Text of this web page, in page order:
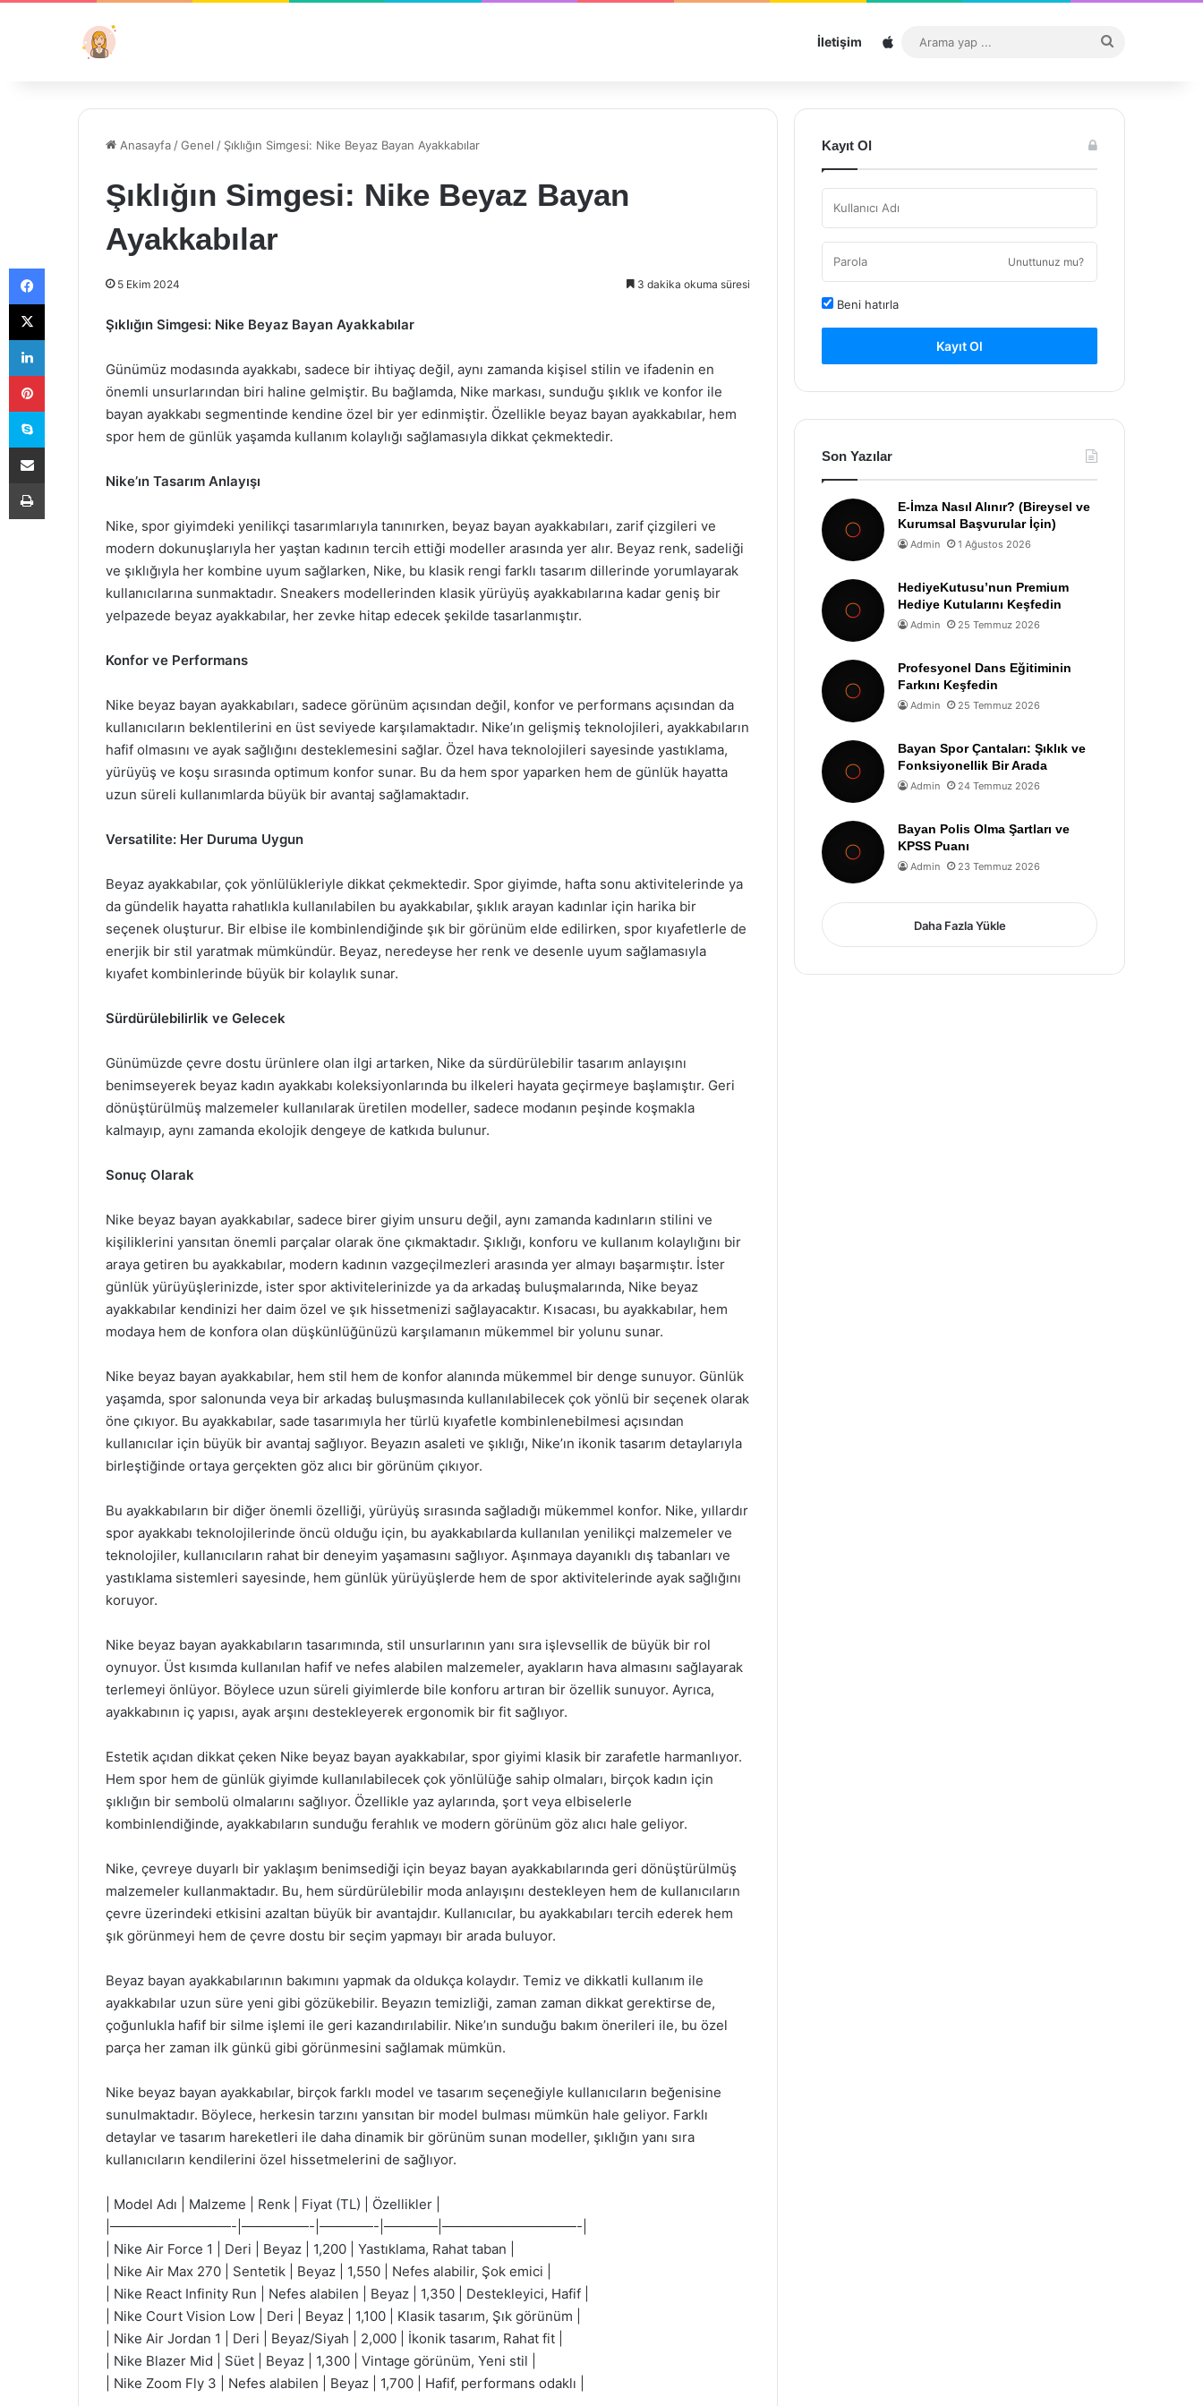
İletişim Sitemap
...
Anasayfa /Genel / Şıklığın Simgesi: Nike Beyaz Bayan Ayakkabılar
Şıklığın Simgesi: Nike Beyaz Bayan
Ayakkabılar
5 Ekim 2024 3 dakika okuma süresi
Şıklığın Simgesi: Nike Beyaz Bayan Ayakkabılar
Günümüz modasında ayakkabı, sadece bir ihtiyaç değil, aynı zamanda kişisel stilin ve ifadenin en
önemli unsurlarından biri haline gelmiştir. Bu bağlamda, Nike markası, sunduğu şıklık ve konfor ile
bayan ayakkabı segmentinde kendine özel bir yer edinmiştir. Özellikle beyaz bayan ayakkabılar, hem
spor hem de günlük yaşamda kullanım kolaylığı sağlamasıyla dikkat çekmektedir.
Nike’ın Tasarım Anlayışı
Nike, spor giyimdeki yenilikçi tasarımlarıyla tanınırken, beyaz bayan ayakkabıları, zarif çizgileri ve
modern dokunuşlarıyla her yaştan kadının tercih ettiği modeller arasında yer alır. Beyaz renk, sadeliği
ve şıklığıyla her kombine uyum sağlarken, Nike, bu klasik rengi farklı tasarım dillerinde yorumlayarak
kullanıcılarına sunmaktadır. Sneakers modellerinden klasik yürüyüş ayakkabılarına kadar geniş bir
yelpazede beyaz ayakkabılar, her zevke hitap edecek şekilde tasarlanmıştır.
Konfor ve Performans
Nike beyaz bayan ayakkabıları, sadece görünüm açısından değil, konfor ve performans açısından da
kullanıcıların beklentilerini en üst seviyede karşılamaktadır. Nike’ın gelişmiş teknolojileri, ayakkabıların
hafif olmasını ve ayak sağlığını desteklemesini sağlar. Özel hava teknolojileri sayesinde yastıklama,
yürüyüş ve koşu sırasında optimum konfor sunar. Bu da hem spor yaparken hem de günlük hayatta
uzun süreli kullanımlarda büyük bir avantaj sağlamaktadır.
Versatilite: Her Duruma Uygun
Beyaz ayakkabılar, çok yönlülükleriyle dikkat çekmektedir. Spor giyimde, hafta sonu aktivitelerinde ya
da gündelik hayatta rahatlıkla kullanılabilen bu ayakkabılar, şıklık arayan kadınlar için harika bir
seçenek oluşturur. Bir elbise ile kombinlendiğinde şık bir görünüm elde edilirken, spor kıyafetlerle de
enerjik bir stil yaratmak mümkündür. Beyaz, neredeyse her renk ve desenle uyum sağlamasıyla
kıyafet kombinlerinde büyük bir kolaylık sunar.
Sürdürülebilirlik ve Gelecek
Günümüzde çevre dostu ürünlere olan ilgi artarken, Nike da sürdürülebilir tasarım anlayışını
benimseyerek beyaz kadın ayakkabı koleksiyonlarında bu ilkeleri hayata geçirmeye başlamıştır. Geri
dönüştürülmüş malzemeler kullanılarak üretilen modeller, sadece modanın peşinde koşmakla
kalmayıp, aynı zamanda ekolojik dengeye de katkıda bulunur.
Sonuç Olarak
Nike beyaz bayan ayakkabılar, sadece birer giyim unsuru değil, aynı zamanda kadınların stilini ve
kişiliklerini yansıtan önemli parçalar olarak öne çıkmaktadır. Şıklığı, konforu ve kullanım kolaylığını bir
araya getiren bu ayakkabılar, modern kadının vazgeçilmezleri arasında yer almayı başarmıştır. İster
günlük yürüyüşlerinizde, ister spor aktivitelerinizde ya da arkadaş buluşmalarında, Nike beyaz
ayakkabılar kendinizi her daim özel ve şık hissetmenizi sağlayacaktır. Kısacası, bu ayakkabılar, hem
modaya hem de konfora olan düşkünlüğünüzü karşılamanın mükemmel bir yolunu sunar.
Nike beyaz bayan ayakkabılar, hem stil hem de konfor alanında mükemmel bir denge sunuyor. Günlük
yaşamda, spor salonunda veya bir arkadaş buluşmasında kullanılabilecek çok yönlü bir seçenek olarak
öne çıkıyor. Bu ayakkabılar, sade tasarımıyla her türlü kıyafetle kombinlenebilmesi açısından
kullanıcılar için büyük bir avantaj sağlıyor. Beyazın asaleti ve şıklığı, Nike’ın ikonik tasarım detaylarıyla
birleştiğinde ortaya gerçekten göz alıcı bir görünüm çıkıyor.
Bu ayakkabıların bir diğer önemli özelliği, yürüyüş sırasında sağladığı mükemmel konfor. Nike, yıllardır
spor ayakkabı teknolojilerinde öncü olduğu için, bu ayakkabılarda kullanılan yenilikçi malzemeler ve
teknolojiler, kullanıcıların rahat bir deneyim yaşamasını sağlıyor. Aşınmaya dayanıklı dış tabanları ve
yastıklama sistemleri sayesinde, hem günlük yürüyüşlerde hem de spor aktivitelerinde ayak sağlığını
koruyor.
Nike beyaz bayan ayakkabıların tasarımında, stil unsurlarının yanı sıra işlevsellik de büyük bir rol
oynuyor. Üst kısımda kullanılan hafif ve nefes alabilen malzemeler, ayakların hava almasını sağlayarak
terlemeyi önlüyor. Böylece uzun süreli giyimlerde bile konforu artıran bir özellik sunuyor. Ayrıca,
ayakkabının iç yapısı, ayak arşını destekleyerek ergonomik bir fit sağlıyor.
Estetik açıdan dikkat çeken Nike beyaz bayan ayakkabılar, spor giyimi klasik bir zarafetle harmanlıyor.
Hem spor hem de günlük giyimde kullanılabilecek çok yönlülüğe sahip olmaları, birçok kadın için
şıklığın bir sembolü olmalarını sağlıyor. Özellikle yaz aylarında, şort veya elbiselerle
kombinlendiğinde, ayakkabıların sunduğu ferahlık ve modern görünüm göz alıcı hale geliyor.
Nike, çevreye duyarlı bir yaklaşım benimsediği için beyaz bayan ayakkabılarında geri dönüştürülmüş
malzemeler kullanmaktadır. Bu, hem sürdürülebilir moda anlayışını destekleyen hem de kullanıcıların
çevre üzerindeki etkisini azaltan büyük bir avantajdır. Kullanıcılar, bu ayakkabıları tercih ederek hem
şık görünmeyi hem de çevre dostu bir seçim yapmayı bir arada buluyor.
Beyaz bayan ayakkabılarının bakımını yapmak da oldukça kolaydır. Temiz ve dikkatli kullanım ile
ayakkabılar uzun süre yeni gibi gözükebilir. Beyazın temizliği, zaman zaman dikkat gerektirse de,
çoğunlukla hafif bir silme işlemi ile geri kazandırılabilir. Nike’ın sunduğu bakım önerileri ile, bu özel
parça her zaman ilk günkü gibi görünmesini sağlamak mümkün.
Nike beyaz bayan ayakkabılar, birçok farklı model ve tasarım seçeneğiyle kullanıcıların beğenisine
sunulmaktadır. Böylece, herkesin tarzını yansıtan bir model bulması mümkün hale geliyor. Farklı
detaylar ve tasarım hareketleri ile daha dinamik bir görünüm sunan modeller, şıklığın yanı sıra
kullanıcıların kendilerini özel hissetmelerini de sağlıyor.
| Model Adı | Malzeme | Renk | Fiyat (TL) | Özellikler |
|—————————-|—————-|————-|————|——————————-|
| Nike Air Force 1 | Deri | Beyaz | 1,200 | Yastıklama, Rahat taban |
| Nike Air Max 270 | Sentetik | Beyaz | 1,550 | Nefes alabilir, Şok emici |
| Nike React Infinity Run | Nefes alabilen | Beyaz | 1,350 | Destekleyici, Hafif |
| Nike Court Vision Low | Deri | Beyaz | 1,100 | Klasik tasarım, Şık görünüm |
| Nike Air Jordan 1 | Deri | Beyaz/Siyah | 2,000 | İkonik tasarım, Rahat fit |
| Nike Blazer Mid | Süet | Beyaz | 1,300 | Vintage görünüm, Yeni stil |
| Nike Zoom Fly 3 | Nefes alabilen | Beyaz | 1,700 | Hafif, performans odaklı |
Kayıt Ol
Unuttunuz mu?
Beni hatırla
Kayıt Ol
Son Yazılar
E-İmza Nasıl Alınır? (Bireysel ve
Kurumsal Başvurular İçin)
Admin 1 Ağustos 2026
HediyeKutusu’nun Premium
Hediye Kutularını Keşfedin
Admin 25 Temmuz 2026
Profesyonel Dans Eğitiminin
Farkını Keşfedin
Admin 25 Temmuz 2026
Bayan Spor Çantaları: Şıklık ve
Fonksiyonellik Bir Arada
Admin 24 Temmuz 2026
Bayan Polis Olma Şartları ve
KPSS Puanı
Admin 23 Temmuz 2026
Daha Fazla Yükle
Facebook
X
LinkedIn
Pinterest
Skype
E-Posta ile paylaş